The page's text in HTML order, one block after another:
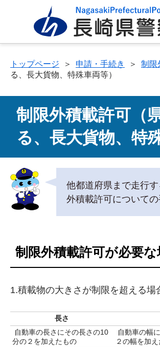
トップページ ＞ 申請・手続き ＞ 制限
る、長大貨物、特殊車両等）
制限外積載許可（
る、長大貨物、特
他都道府県まで走行
外積載許可についての
制限外積載許可が必要な
1.積載物の大きさが制限を超える場
長さ
自動車の長さにその長さの10
分の２を加えたもの
自動車の幅
２の幅を加